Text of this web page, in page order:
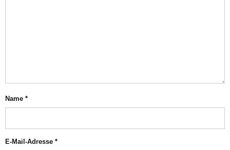
Name *
E-Mail-Adresse *